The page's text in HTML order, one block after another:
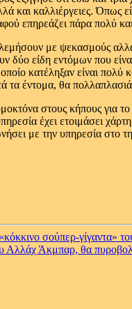
και καλλιέργειες.
επηρεάζει πάρα πολύ
με ψεκασμούς
δύο είδη εντόμων που
κατέληξαν είναι
τα έντομα, θα
στους κήπους
έχει ετοιμάσει
με την υπηρεσία
σούπερ-γίγαντα»
Αλλάχ Άκμπαρ, θα